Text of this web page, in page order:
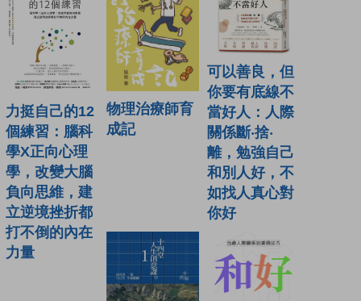
力挺自己的12
個練習：腦科
學X正向心理
學，改變大腦
負向思維，建
立逆境挫折都
打不倒的內在
力量
物理治療師育
成記
可以善良，但
你要有底線不
當好人：人際
關係斷‧捨‧
離，勉強自己
和別人好，不
如找人真心對
你好